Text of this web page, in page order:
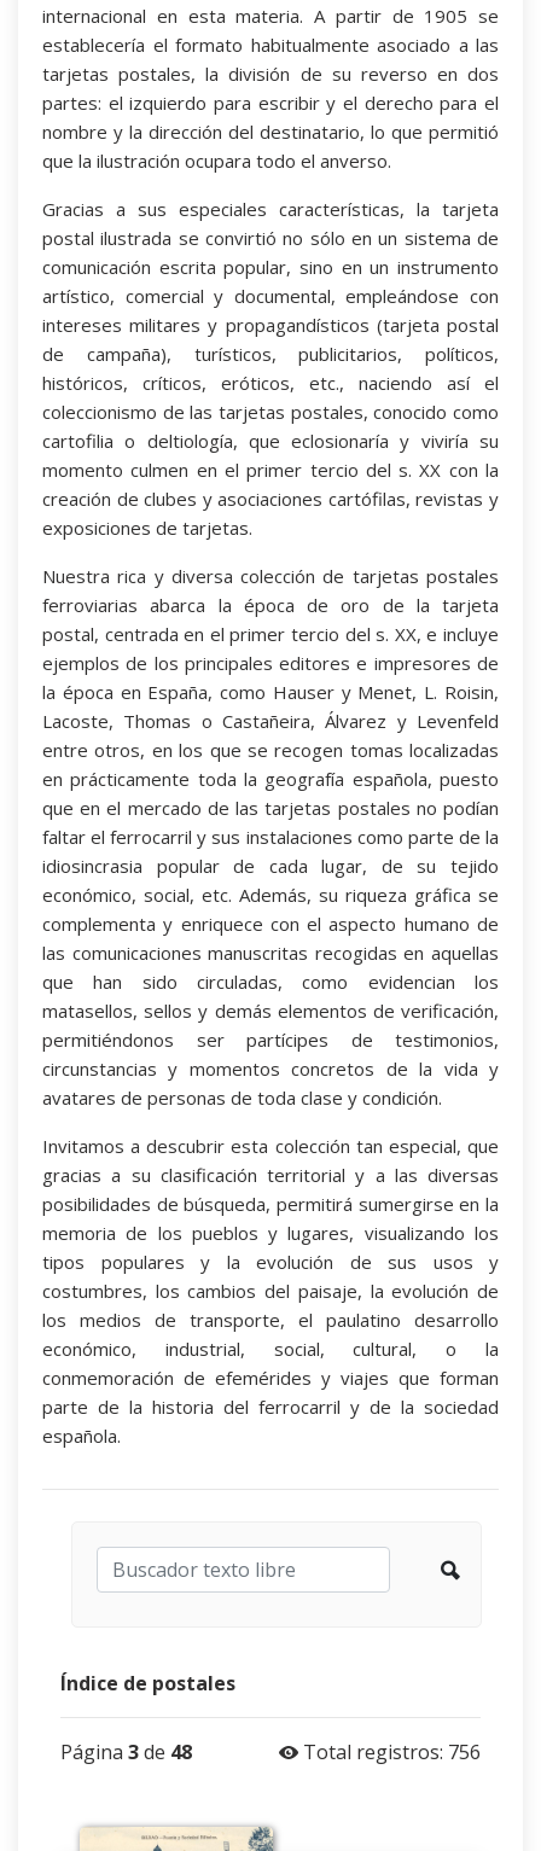
internacional en esta materia. A partir de 1905 se
establecería el formato habitualmente asociado a las
tarjetas postales, la división de su reverso en dos
partes: el izquierdo para escribir y el derecho para el
nombre y la dirección del destinatario, lo que permitió
que la ilustración ocupara todo el anverso.
Gracias a sus especiales características, la tarjeta
postal ilustrada se convirtió no sólo en un sistema de
comunicación escrita popular, sino en un instrumento
artístico, comercial y documental, empleándose con
intereses militares y propagandísticos (tarjeta postal
de campaña), turísticos, publicitarios, políticos,
históricos, críticos, eróticos, etc., naciendo así el
coleccionismo de las tarjetas postales, conocido como
cartofilia o deltiología, que eclosionaría y viviría su
momento culmen en el primer tercio del s. XX con la
creación de clubes y asociaciones cartófilas, revistas y
exposiciones de tarjetas.
Nuestra rica y diversa colección de tarjetas postales
ferroviarias abarca la época de oro de la tarjeta
postal, centrada en el primer tercio del s. XX, e incluye
ejemplos de los principales editores e impresores de
la época en España, como Hauser y Menet, L. Roisin,
Lacoste, Thomas o Castañeira, Álvarez y Levenfeld
entre otros, en los que se recogen tomas localizadas
en prácticamente toda la geografía española, puesto
que en el mercado de las tarjetas postales no podían
faltar el ferrocarril y sus instalaciones como parte de la
idiosincrasia popular de cada lugar, de su tejido
económico, social, etc. Además, su riqueza gráfica se
complementa y enriquece con el aspecto humano de
las comunicaciones manuscritas recogidas en aquellas
que han sido circuladas, como evidencian los
matasellos, sellos y demás elementos de verificación,
permitiéndonos ser partícipes de testimonios,
circunstancias y momentos concretos de la vida y
avatares de personas de toda clase y condición.
Invitamos a descubrir esta colección tan especial, que
gracias a su clasificación territorial y a las diversas
posibilidades de búsqueda, permitirá sumergirse en la
memoria de los pueblos y lugares, visualizando los
tipos populares y la evolución de sus usos y
costumbres, los cambios del paisaje, la evolución de
los medios de transporte, el paulatino desarrollo
económico, industrial, social, cultural, o la
conmemoración de efemérides y viajes que forman
parte de la historia del ferrocarril y de la sociedad
española.
Índice de postales
Página 3de 48 Total registros: 756